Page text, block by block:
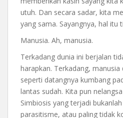
utuh. Dan secara sadar, kita
yang sama. Sayangnya, hal itu
Manusia. Ah, manusia.
Terkadang dunia ini berjalan
harapkan. Terkadang,
seperti datangnya kumbang
lantas sudah. Kita pun
Simbiosis yang terjadi
parasitisme, atau paling tidak